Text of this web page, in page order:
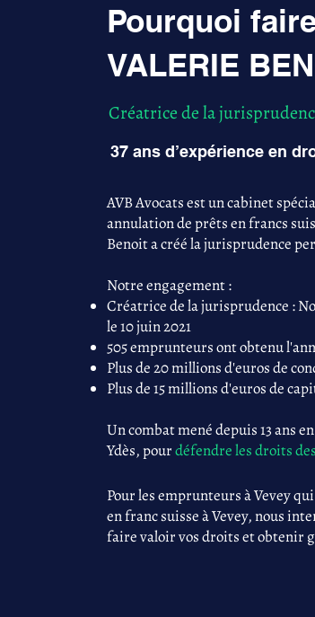
Pourquoi
VALERIE
Créatrice de la
37 ans d’expérience en
AVB Avocats est un cabinet
annulation de prêts en francs
Benoit a créé la jurisprudence
Notre engagement :
Créatrice de la jurisprudence :
le 10 juin 2021
505 emprunteurs ont obtenu
Plus de 20 millions d'euros de
Plus de 15 millions d'euros de
Un combat mené depuis 13 ans
Ydès, pourdéfendre les droits
Pour les emprunteurs à Vevey
en franc suisse à Vevey, nous
faire valoir vos droits et obtenir